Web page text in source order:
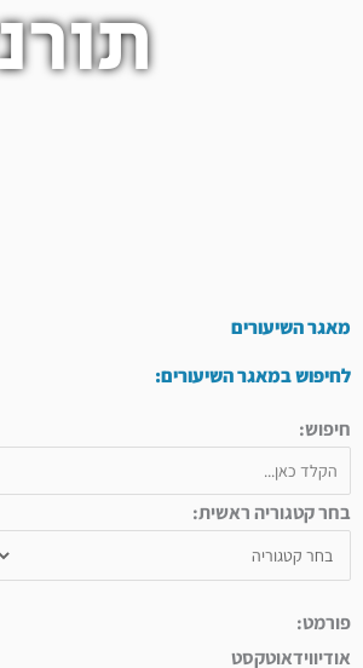
מאגר השיעורים
לחיפוש במאגר השיעורים:
חיפוש:
בחר קטגוריה ראשית:
פורמט:
אודיווידאוטקסט